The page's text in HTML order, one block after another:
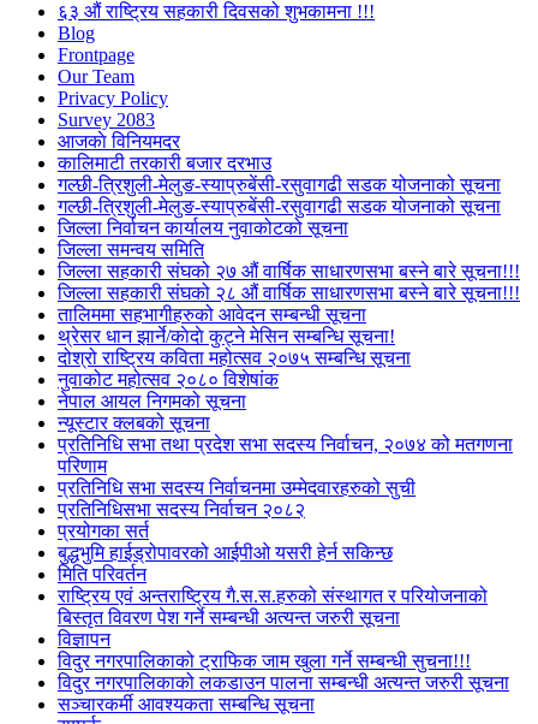
६३ औं राष्ट्रिय सहकारी दिवसको शुभकामना !!!
Blog
Frontpage
Our Team
Privacy Policy
Survey 2083
आजकाे विनियमदर
कालिमाटी तरकारी बजार दरभाउ
गल्छी-त्रिशुली-मेलुङ-स्याप्रुबेंसी-रसुवागढी सडक योजनाको सूचना
गल्छी-त्रिशुली-मेलुङ-स्याप्रुबेंसी-रसुवागढी सडक योजनाको सूचना
जिल्ला निर्वाचन कार्यालय नुवाकोटको सूचना
जिल्ला समन्वय समिति
जिल्ला सहकारी संघको २७ औं वार्षिक साधारणसभा बस्ने बारे सूचना!!!
जिल्ला सहकारी संघको २८ औं वार्षिक साधारणसभा बस्ने बारे सूचना!!!
तालिममा सहभागीहरुको आवेदन सम्बन्धी सूचना
थ्रेसर धान झार्ने/काेदाे कुट्ने मेसिन सम्बन्धि सूचना!
दोश्रो राष्ट्रिय कविता महोत्सव २०७५ सम्बन्धि सूचना
नुवाकोट महोत्सव २०८० विशेषांक
नेपाल आयल निगमको सूचना
न्यूस्टार क्लबको सूचना
प्रतिनिधि सभा तथा प्रदेश सभा सदस्य निर्वाचन, २०७४ को मतगणना
परिणाम
प्रतिनिधि सभा सदस्य निर्वाचनमा उम्मेदवारहरुको सुची
प्रतिनिधिसभा सदस्य निर्वाचन २०८२
प्रयोगका सर्त
बुद्धभुमि हाईड्रोपावरको आईपीओ यसरी हेर्न सकिन्छ
मिति परिवर्तन
राष्ट्रिय एवं अन्तराष्ट्रिय गै.स.स.हरुको संस्थागत र परियोजनाको
बिस्तृत विवरण पेश गर्ने सम्बन्धी अत्यन्त जरुरी सूचना
विज्ञापन
विदुर नगरपालिकाको ट्राफिक जाम खुला गर्ने सम्बन्धी सुचना!!!
विदुर नगरपालिकाको लकडाउन पालना सम्बन्धी अत्यन्त जरुरी सूचना
सञ्चारकर्मी आवश्यकता सम्बन्धि सूचना